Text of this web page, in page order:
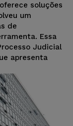
soluções
um
de
Essa
Judicial
apresenta